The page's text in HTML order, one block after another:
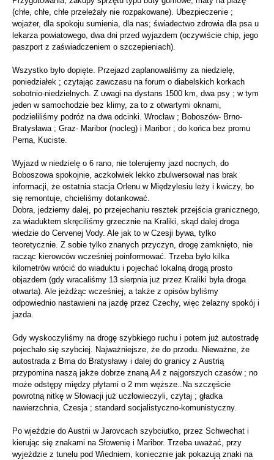
(chłe, chłe, chłe przeleżały nie rozpakowane). Ubezpieczenie ;
wojażer, dla spokoju sumienia, dla nas; świadectwo zdrowia dla psa u
lekarza powiatowego, dwa dni przed wyjazdem (oczywiście chip, jego
paszport z zaświadczeniem o szczepieniach).
Wszystko było dopięte. Przejazd zaplanowaliśmy za niedzielę,
poniedziałek ; czytając zawczasu na forum o diabelskich korkach
sobotnio-niedzielnych. Z uwagi na dystans 1500 km, dwa psy ; w tym
jeden w samochodzie bez klimy, za to z otwartymi oknami,
podzieliliśmy podróż na dwa odcinki. Wrocław ; Boboszów- Brno-
Bratysława ; Graz- Maribor (nocleg) i Maribor ; do końca bez promu
Perna, Kuciste.
Wyjazd w niedzielę o 6 rano, nie tolerujemy jazd nocnych, do
Boboszowa spokojnie, aczkolwiek lekko zbulwersował nas brak
informacji, że ostatnia stacja Orlenu w Międzylesiu leży i kwiczy, bo
się remontuje, chcieliśmy dotankować.
Dobra, jedziemy dalej, po przejechaniu resztek przejścia granicznego,
za wiaduktem skręciliśmy grzecznie na Kraliki, skąd dalej droga
wiedzie do Cervenej Vody. Ale jak to w Czesji bywa, tylko
teoretycznie. Z sobie tylko znanych przyczyn, drogę zamknięto, nie
racząc kierowców wcześniej poinformować. Trzeba było kilka
kilometrów wrócić do wiaduktu i pojechać lokalną drogą prosto
objazdem (gdy wracaliśmy 13 sierpnia już przez Kraliki była droga
otwarta). Ale jeżdżąc wcześniej, a także z opisów byliśmy
odpowiednio nastawieni na jazdę przez Czechy, więc żelazny spokój i
jazda.
Gdy wyskoczyliśmy na drogę szybkiego ruchu i potem już autostradę
pojechało się szybciej. Najważniejsze, że do przodu. Nieważne, że
autostrada z Brna do Bratysławy i dalej do granicy z Austrią
przypomina naszą jakże dobrze znaną A4 z najgorszych czasów ; no
może odstępy między płytami o 2 mm węższe..Na szczęście
powrotną nitkę w Słowacji już uczłowieczyli, czytaj ; gładka
nawierzchnia, Czesja ; standard socjalistyczno-komunistyczny.
Po wjeździe do Austrii w Jarovcach szybciutko, przez Schwechat i
kierując się znakami na Słowenię i Maribor. Trzeba uważać, przy
wyjeździe z tunelu pod Wiedniem, koniecznie jak pokazują znaki na